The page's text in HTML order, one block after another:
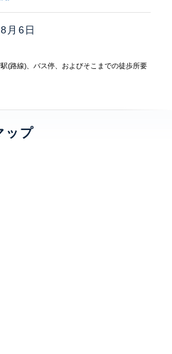
月6日
(路線)、バス停、およびそこまでの徒歩所要
ップ